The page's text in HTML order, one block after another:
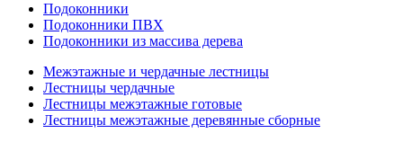
Подоконники
Подоконники ПВХ
Подоконники из массива дерева
Межэтажные и чердачные лестницы
Лестницы чердачные
Лестницы межэтажные готовые
Лестницы межэтажные деревянные сборные